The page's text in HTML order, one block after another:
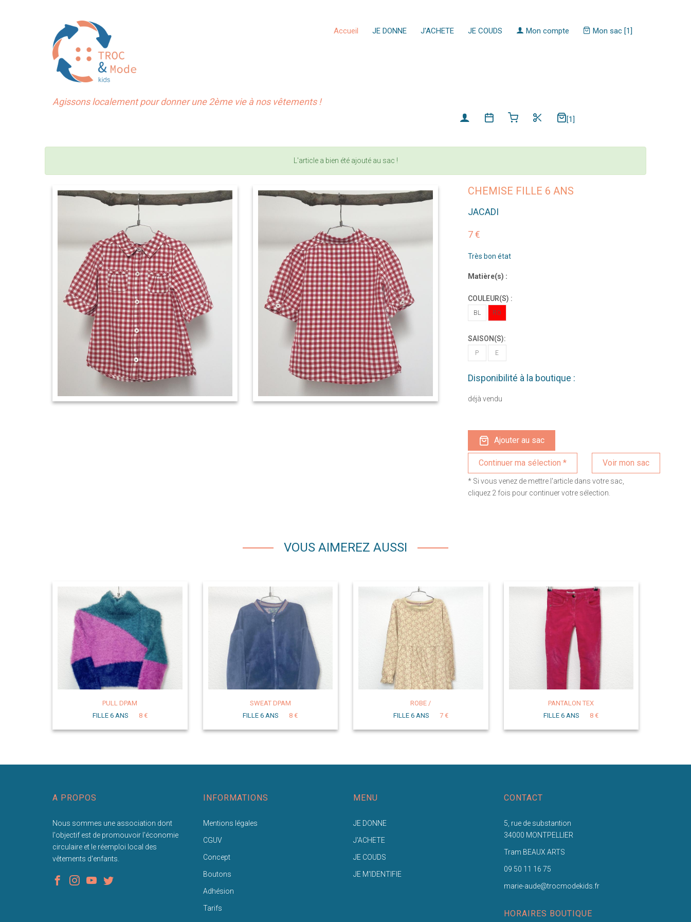
Accueil JE DONNE J'ACHETE JE COUDS Mon compte Mon sac [1]
Agissons localement pour donner une 2ème vie à nos vêtements !
[1]
L'article a bien été ajouté au sac !
CHEMISE FILLE 6 ANS
JACADI
7 €
Très bon état
Matière(s) :
COULEUR(S) :
BL RO
SAISON(S):
P E
Disponibilité à la boutique :
déjà vendu
Ajouter au sac
Voir mon sac
* Si vous venez de mettre l'article dans votre sac,
cliquez 2 fois pour continuer votre sélection.
VOUS AIMEREZ AUSSI
PULL DPAM
FILLE 6 ANS
8 €
SWEAT DPAM
FILLE 6 ANS
8 €
ROBE /
FILLE 6 ANS
7 €
PANTALON TEX
FILLE 6 ANS
8 €
A PROPOS
Nous sommes une association dont
l'objectif est de promouvoir l'économie
circulaire et le réemploi local des
vêtements d'enfants.
INFORMATIONS
Mentions légales
CGUV
Concept
Boutons
Adhésion
Tarifs
MENU
JE DONNE
J'ACHETE
JE COUDS
JE M'IDENTIFIE
CONTACT
5, rue de substantion
34000 MONTPELLIER
Tram BEAUX ARTS
09 50 11 16 75
marie-aude@trocmodekids.fr
HORAIRES BOUTIQUE